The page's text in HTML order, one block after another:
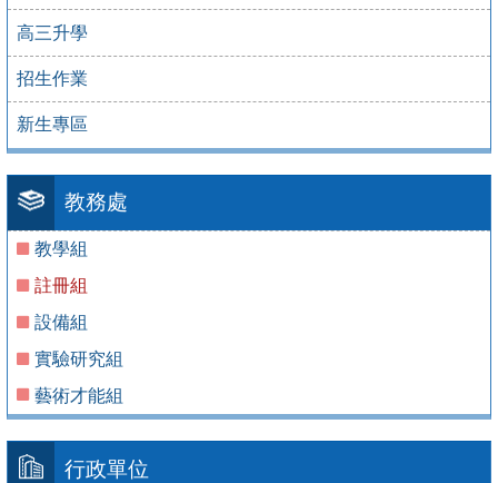
高三升學
招生作業
新生專區
教務處
教學組
註冊組
設備組
實驗研究組
藝術才能組
行政單位